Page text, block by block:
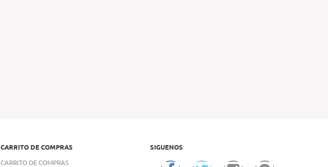
CARRITO DE COMPRAS
CARRITO DE COMPRAS
SIGUENOS